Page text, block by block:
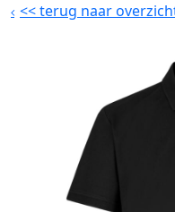
<<terug naar